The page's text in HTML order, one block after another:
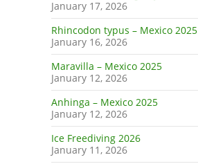
January 17, 2026
Rhincodon typus – Mexico 2025
January 16, 2026
Maravilla – Mexico 2025
January 12, 2026
Anhinga – Mexico 2025
January 12, 2026
Ice Freediving 2026
January 11, 2026